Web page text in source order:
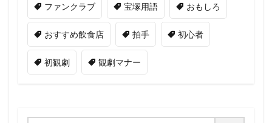
ファンクラブ 宝塚用語 おもしろ
おすすめ飲食店 拍手 初心者
初観劇 観劇マナー